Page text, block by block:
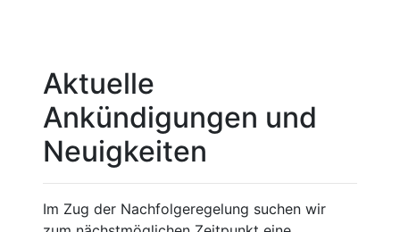
Aktuelle
Ankündigungen und
Neuigkeiten
Im Zug der Nachfolgeregelung suchen wir